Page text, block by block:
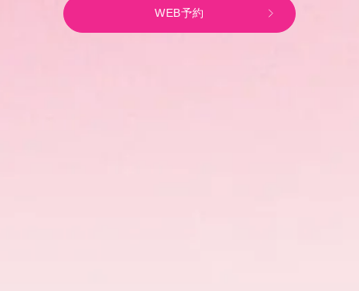
WEB予約